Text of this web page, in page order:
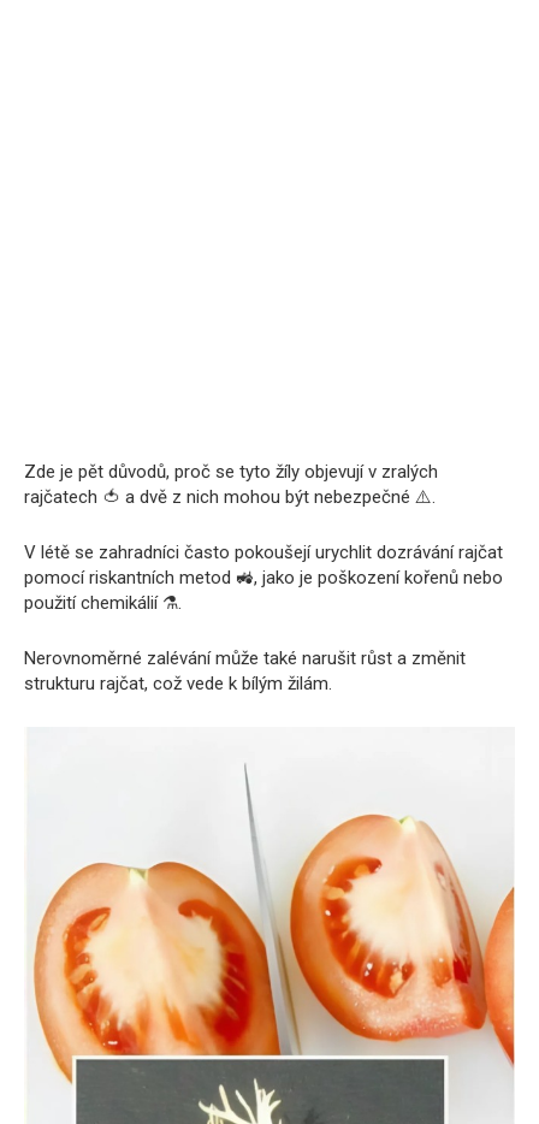
Zde je pět důvodů, proč se tyto žíly objevují v zralých
rajčatech 🍅 a dvě z nich mohou být nebezpečné ⚠️.
V létě se zahradníci často pokoušejí urychlit dozrávání rajčat
pomocí riskantních metod 🚜, jako je poškození kořenů nebo
použití chemikálií ⚗️.
Nerovnoměrné zalévání může také narušit růst a změnit
strukturu rajčat, což vede k bílým žilám.